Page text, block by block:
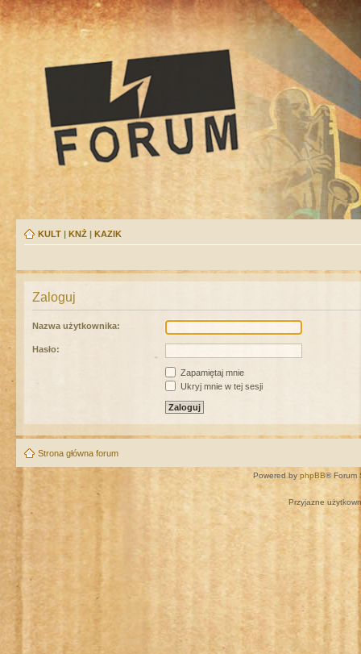
KULT | KNŻ | KAZIK
Zaloguj
Nazwa użytkownika:
Hasło:
Zapamiętaj mnie
Ukryj mnie w tej sesji
Strona główna forum
Powered by phpBB® Forum
Przyjazne